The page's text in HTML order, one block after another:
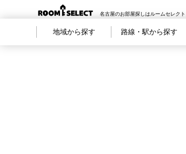
名古屋のお部屋探しはルームセレクト
地域から探す 路線・駅から探す